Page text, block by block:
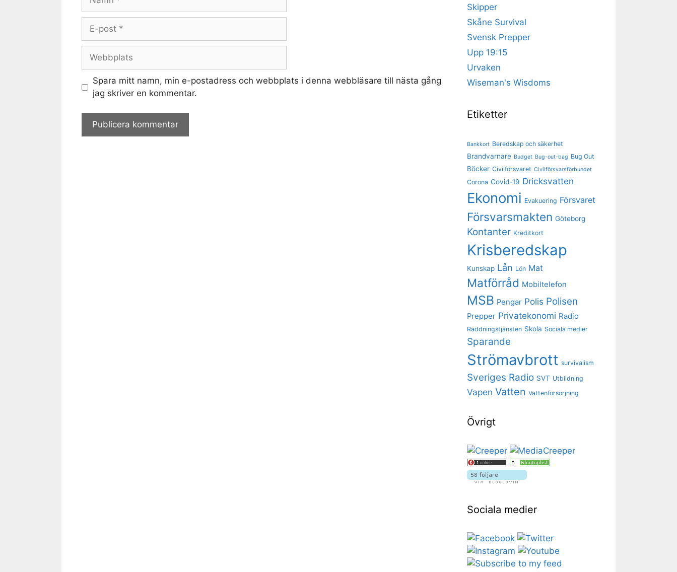
Webbplats
Spara mitt namn, min e-postadress och webbplats i denna webbläsare till nästa gång
jag skriver en kommentar.
Skipper
Skåne Survival
Svensk Prepper
Upp 19:15
Urvaken
Wiseman's Wisdoms
Etiketter
Bankkort Beredskap och säkerhet
Brandvarnare Budget Bug-out-bag Bug Out
Böcker Civilförsvaret Civilförsvarsförbundet
Corona Covid-19 Dricksvatten
Ekonomi Evakuering Försvaret
Försvarsmakten Göteborg
Kontanter Kreditkort
Krisberedskap
Kunskap Lån Lön Mat
Matförråd Mobiltelefon
MSB Pengar Polis Polisen
Prepper Privatekonomi Radio
Räddningstjänsten Skola Sociala medier
Sparande
Strömavbrott survivalism
Sveriges Radio SVT Utbildning
Vapen Vatten Vattenförsörjning
Övrigt
Sociala medier